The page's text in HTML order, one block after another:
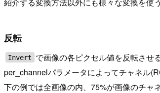
紹介する変換方法以外にも様々な変換を使
反転
Invert
で画像の各ピクセル値を反転させ
per_channelパラメータによってチャネル
下の例では全画像の内、75%が画像のチャ